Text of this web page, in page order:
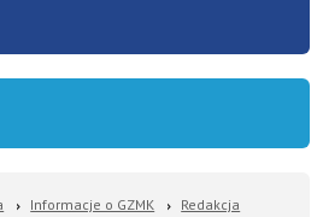
Informacje o GZMK Redakcja